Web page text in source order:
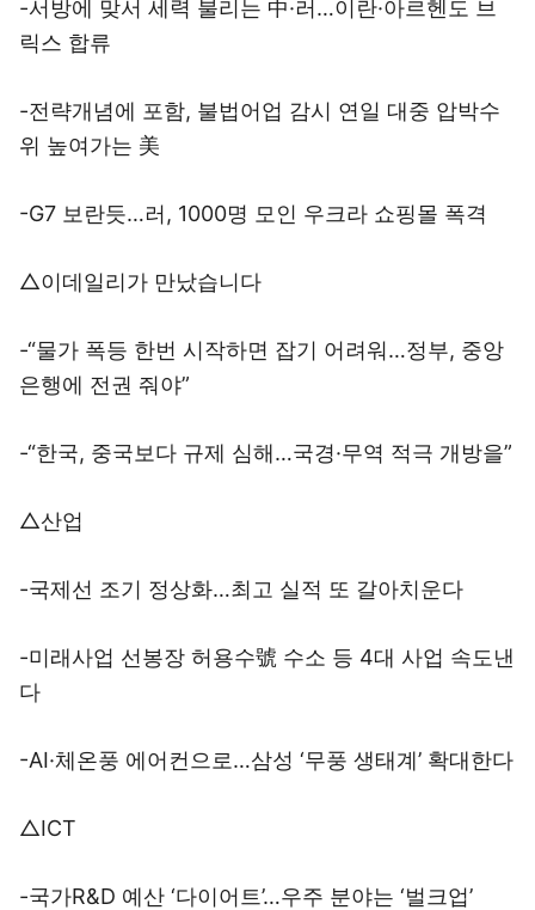
-서방에 맞서 세력 불리는 中·러…이란·아르헨도 브
릭스 합류
-전략개념에 포함, 불법어업 감시 연일 대중 압박수
위 높여가는 美
-G7 보란듯…러, 1000명 모인 우크라 쇼핑몰 폭격
△이데일리가 만났습니다
-“물가 폭등 한번 시작하면 잡기 어려워…정부, 중앙
은행에 전권 줘야”
-“한국, 중국보다 규제 심해…국경·무역 적극 개방을”
△산업
-국제선 조기 정상화…최고 실적 또 갈아치운다
-미래사업 선봉장 허용수號 수소 등 4대 사업 속도낸
다
-AI·체온풍 에어컨으로…삼성 ‘무풍 생태계’ 확대한다
△ICT
-국가R&D 예산 ‘다이어트’…우주 분야는 ‘벌크업’